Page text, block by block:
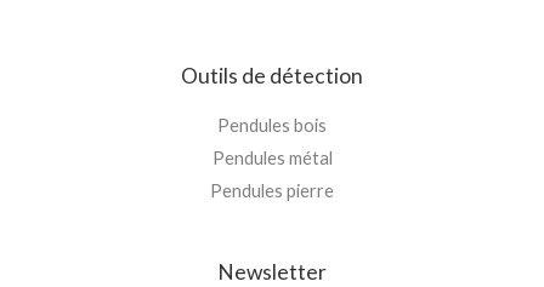
Outils de détection
Pendules bois
Pendules métal
Pendules pierre
Newsletter